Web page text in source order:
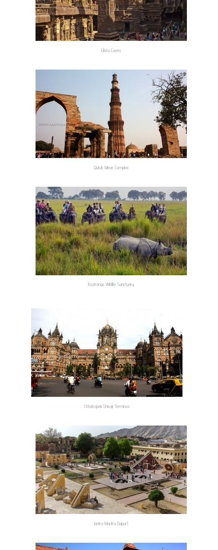
Ellora Caves
Qutub Minar Complex
Kaziranga Wildlife Sanctuary
Chhatrapati Shivaji Terminus
Jantra Mantra (Jaipur)